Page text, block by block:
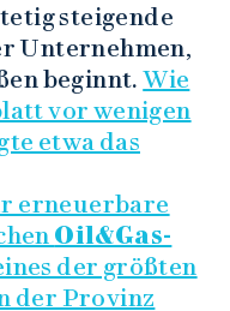
steigende
Unternehmen,
beginnt.Wie
vor wenigen
etwa das
erneuerbare
Oil&Gas-
der größten
der Provinz